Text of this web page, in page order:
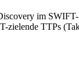
im SWIFT-
zielende TTPs